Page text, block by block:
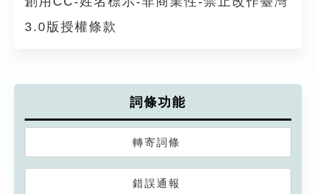
3.0版授權條款
詞條功能
轉寄詞條
錯誤通報